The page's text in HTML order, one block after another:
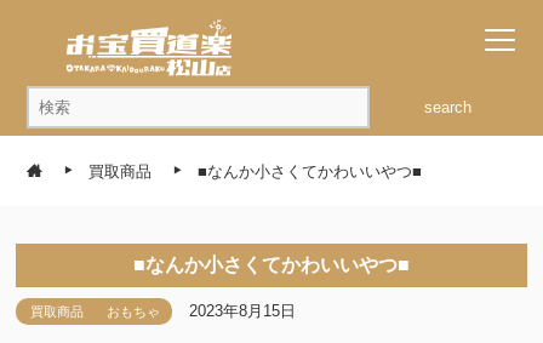
search
買取商品 ■なんか小さくてかわいいやつ■
■なんか小さくてかわいいやつ■
買取商品 おもちゃ 2023年8月15日